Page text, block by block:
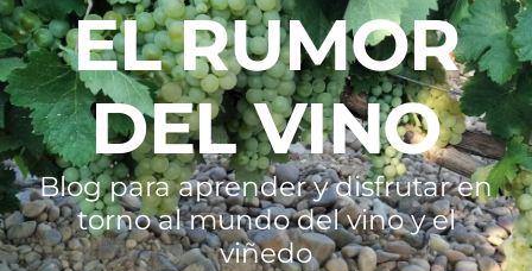
EL RUMOR
DEL VINO
Blog para aprender y disfrutar en
torno al mundo del vino y el
viñedo